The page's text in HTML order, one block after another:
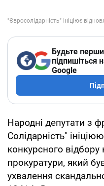
Будьте
підпишіться
Google
Народні депутати з
Солідарність"
конкурсного відбору
прокуратури, який
ухвалення